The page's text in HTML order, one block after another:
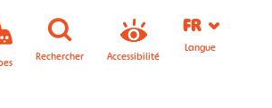
Rechercher Accessibilité
FR
Langue